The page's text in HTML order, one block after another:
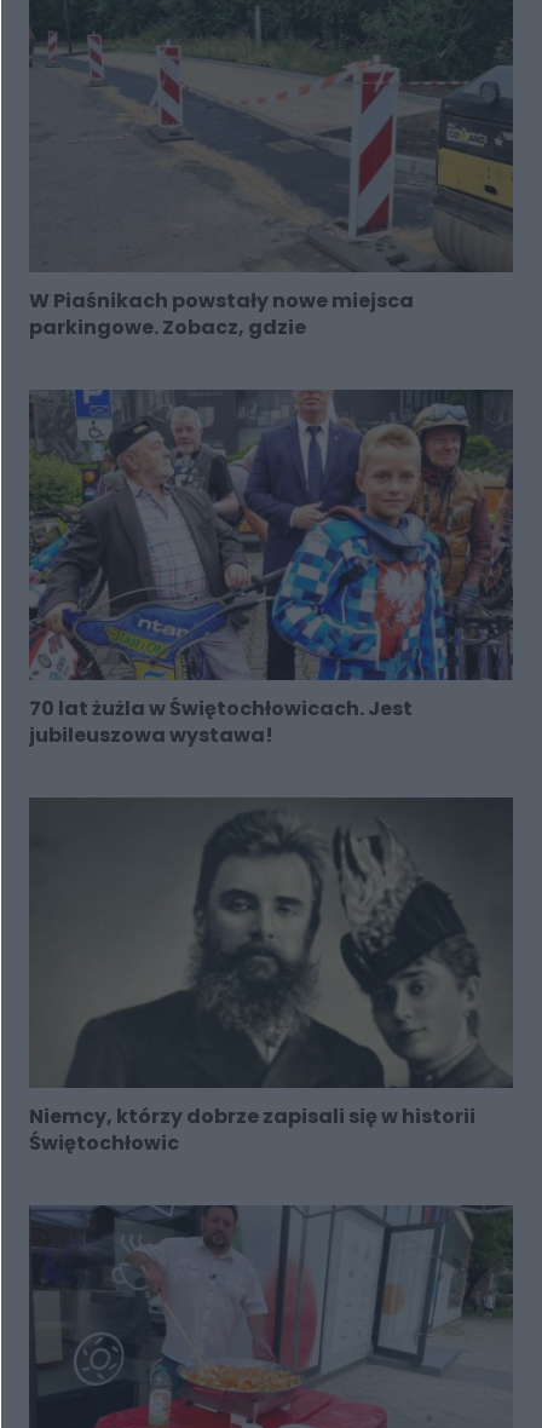
W Piaśnikach powstały nowe miejsca
parkingowe. Zobacz, gdzie
70 lat żużla w Świętochłowicach. Jest
jubileuszowa wystawa!
Niemcy, którzy dobrze zapisali się w historii
Świętochłowic